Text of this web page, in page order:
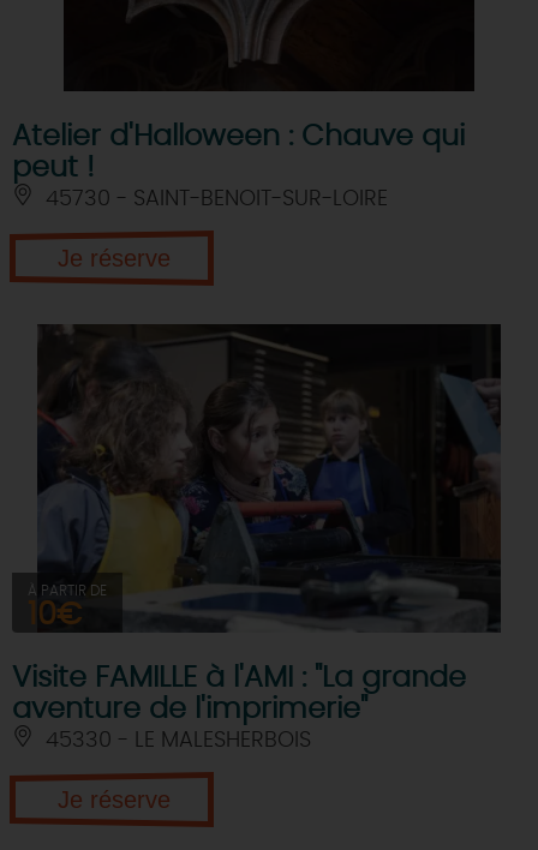
Atelier d'Halloween : Chauve qui
peut !
45730 - SAINT-BENOIT-SUR-LOIRE
Je réserve
À PARTIR DE
10€
Visite FAMILLE à l'AMI : "La grande
aventure de l'imprimerie"
45330 - LE MALESHERBOIS
Je réserve